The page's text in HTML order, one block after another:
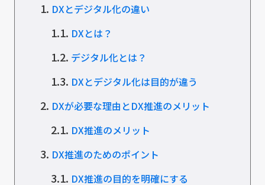
1. DXとデジタル化の違い
1.1. DXとは？
1.2. デジタル化とは？
1.3. DXとデジタル化は目的が違う
2. DXが必要な理由とDX推進のメリット
2.1. DX推進のメリット
3. DX推進のためのポイント
3.1. DX推進の目的を明確にする